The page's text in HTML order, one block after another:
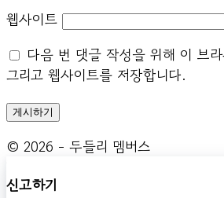
웹사이트
다음 번 댓글 작성을 위해 이 브
그리고 웹사이트를 저장합니다.
© 2026 - 두들리 멤버스
신고하기